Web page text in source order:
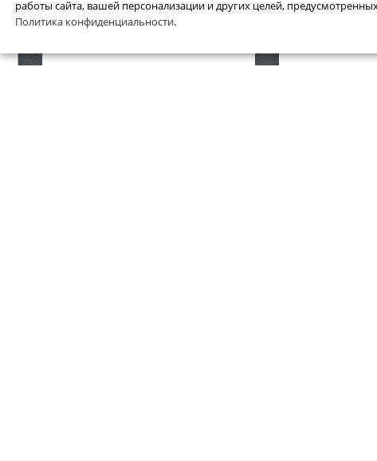
Бензопила Stihl MS 241 C-M
шина 40 см
Бензопила
работы сайта, вашей персонализации и других целей,
Политика конфиденциальности.